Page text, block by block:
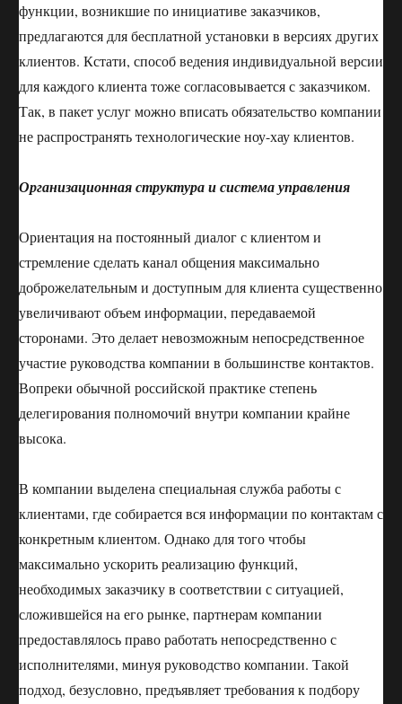
функции, возникшие по инициативе заказчиков,
предлагаются для бесплатной установки в версиях других
клиентов. Кстати, способ ведения индивидуальной версии
для каждого клиента тоже согласовывается с заказчиком.
Так, в пакет услуг можно вписать обязательство компании
не распространять технологические ноу-хау клиентов.
Организационная структура и система управления
Ориентация на постоянный диалог с клиентом и
стремление сделать канал общения максимально
доброжелательным и доступным для клиента существенно
увеличивают объем информации, передаваемой
сторонами. Это делает невозможным непосредственное
участие руководства компании в большинстве контактов.
Вопреки обычной российской практике степень
делегирования полномочий внутри компании крайне
высока.
В компании выделена специальная служба работы с
клиентами, где собирается вся информации по контактам с
конкретным клиентом. Однако для того чтобы
максимально ускорить реализацию функций,
необходимых заказчику в соответствии с ситуацией,
сложившейся на его рынке, партнерам компании
предоставлялось право работать непосредственно с
исполнителями, минуя руководство компании. Такой
подход, безусловно, предъявляет требования к подбору